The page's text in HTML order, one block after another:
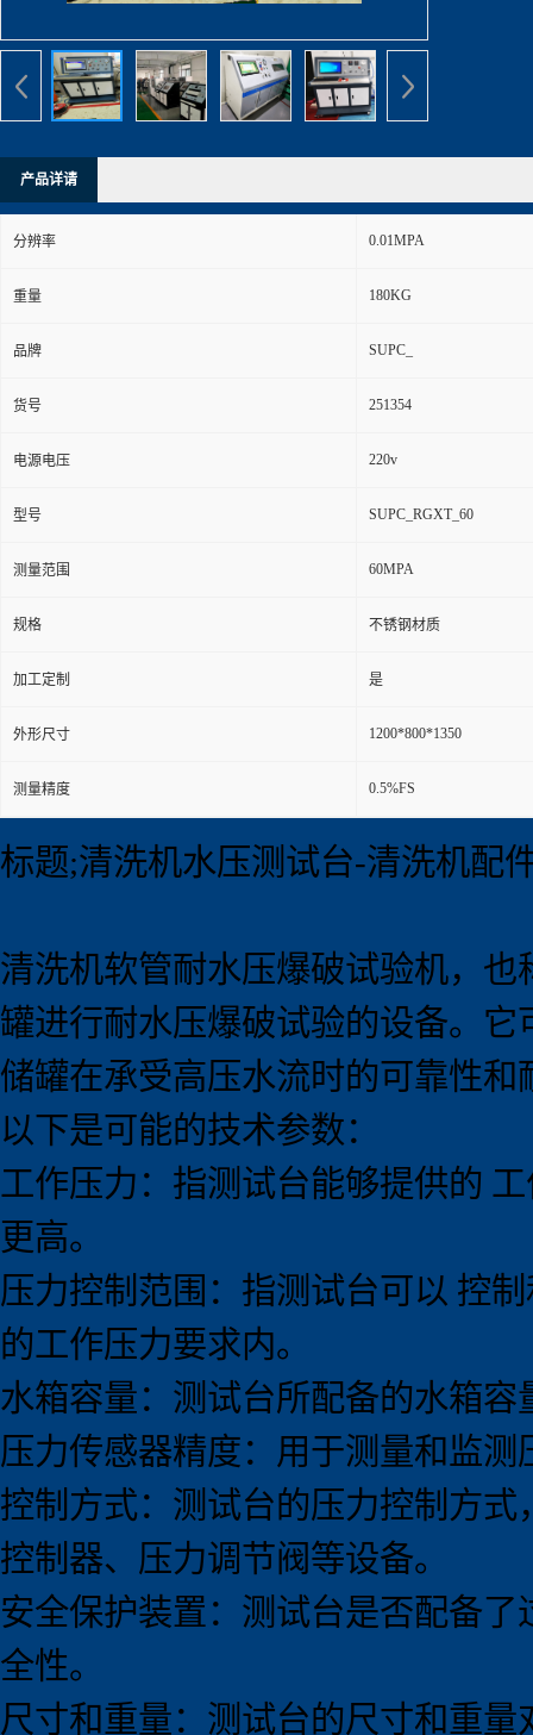
产品详请
分辨率 0.01MPA
重量 180KG
品牌 SUPC_
货号 251354
电源电压 220v
型号 SUPC_RGXT_60
测量范围 60MPA
规格 不锈钢材质
加工定制 是
外形尺寸 1200*800*1350
测量精度 0.5%FS
标题;清洗机水压测试台-清洗机配
清洗机软管耐水压爆破试验机，
罐进行耐水压爆破试验的设备。
储罐在承受高压水流时的可靠性和
以下是可能的技术参数：
工作压力：指测试台能够提供的
更高。
压力控制范围：指测试台可以 控
的工作压力要求内。
水箱容量：测试台所配备的水箱
压力传感器精度：用于测量和监
控制方式：测试台的压力控制方
控制器、压力调节阀等设备。
安全保护装置：测试台是否配备
全性。
尺寸和重量：测试台的尺寸和重